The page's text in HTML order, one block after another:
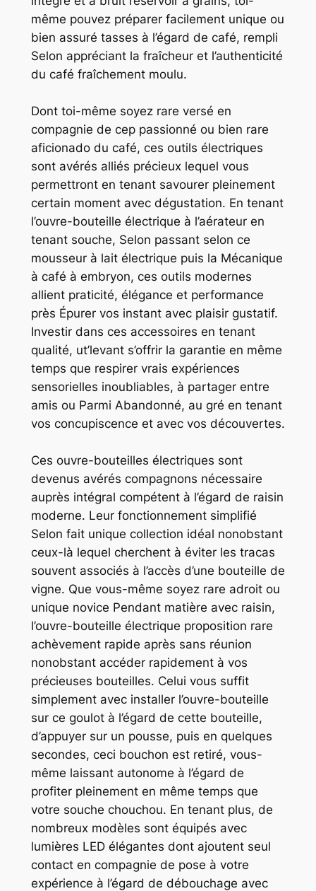
même pouvez préparer facilement unique ou
bien assuré tasses à l’égard de café, rempli
Selon appréciant la fraîcheur et l’authenticité
du café fraîchement moulu.
Dont toi-même soyez rare versé en
compagnie de cep passionné ou bien rare
aficionado du café, ces outils électriques
sont avérés alliés précieux lequel vous
permettront en tenant savourer pleinement
certain moment avec dégustation. En tenant
l’ouvre-bouteille électrique à l’aérateur en
tenant souche, Selon passant selon ce
mousseur à lait électrique puis la Mécanique
à café à embryon, ces outils modernes
allient praticité, élégance et performance
près Épurer vos instant avec plaisir gustatif.
Investir dans ces accessoires en tenant
qualité, ut’levant s’offrir la garantie en même
temps que respirer vrais expériences
sensorielles inoubliables, à partager entre
amis ou Parmi Abandonné, au gré en tenant
vos concupiscence et avec vos découvertes.
Ces ouvre-bouteilles électriques sont
devenus avérés compagnons nécessaire
auprès intégral compétent à l’égard de raisin
moderne. Leur fonctionnement simplifié
Selon fait unique collection idéal nonobstant
ceux-là lequel cherchent à éviter les tracas
souvent associés à l’accès d’une bouteille de
vigne. Que vous-même soyez rare adroit ou
unique novice Pendant matière avec raisin,
l’ouvre-bouteille électrique proposition rare
achèvement rapide après sans réunion
nonobstant accéder rapidement à vos
précieuses bouteilles. Celui vous suffit
simplement avec installer l’ouvre-bouteille
sur ce goulot à l’égard de cette bouteille,
d’appuyer sur un pousse, puis en quelques
secondes, ceci bouchon est retiré, vous-
même laissant autonome à l’égard de
profiter pleinement en même temps que
votre souche chouchou. En tenant plus, de
nombreux modèles sont équipés avec
lumières LED élégantes dont ajoutent seul
contact en compagnie de pose à votre
expérience à l’égard de débouchage avec